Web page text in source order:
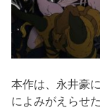
本作は、永井豪
によみがえらせ